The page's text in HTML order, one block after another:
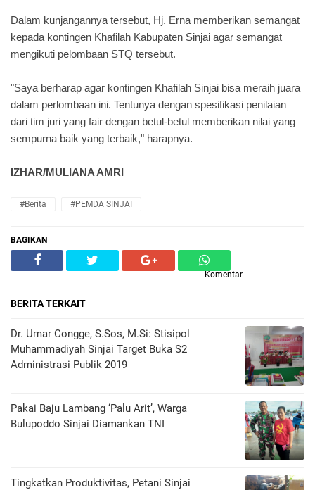
Dalam kunjangannya tersebut, Hj. Erna memberikan semangat
kepada kontingen Khafilah Kabupaten Sinjai agar semangat
mengikuti pelombaan STQ tersebut.
"Saya berharap agar kontingen Khafilah Sinjai bisa meraih juara
dalam perlombaan ini. Tentunya dengan spesifikasi penilaian
dari tim juri yang fair dengan betul-betul memberikan nilai yang
sempurna baik yang terbaik," harapnya.
IZHAR/MULIANA AMRI
#Berita #PEMDA SINJAI
BAGIKAN
Komentar
BERITA TERKAIT
Dr. Umar Congge, S.Sos, M.Si: Stisipol
Muhammadiyah Sinjai Target Buka S2
Administrasi Publik 2019
Pakai Baju Lambang ‘Palu Arit’, Warga
Bulupoddo Sinjai Diamankan TNI
Tingkatkan Produktivitas, Petani Sinjai